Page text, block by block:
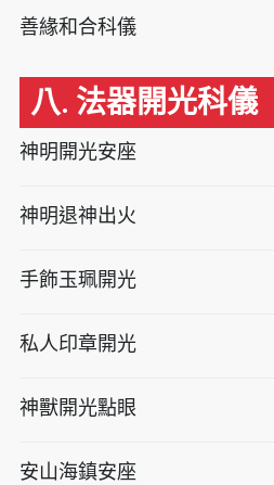
善緣和合科儀
八. 法器開光科儀
神明開光安座
神明退神出火
手飾玉珮開光
私人印章開光
神獸開光點眼
安山海鎮安座